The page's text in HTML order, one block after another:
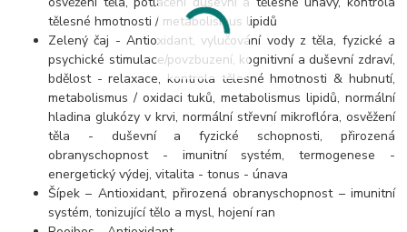
tělesné hmotnosti / metabolismus lipidů
Zelený čaj - Antioxidant, vylučování vody z těla, fyzické a
psychické stimulace/povzbuzení, kognitivní a duševní zdraví,
bdělost - relaxace, kontrola tělesné hmotnosti & hubnutí,
metabolismus / oxidaci tuků, metabolismus lipidů, normální
hladina glukózy v krvi, normální střevní mikroflóra, osvěžení
těla - duševní a fyzické schopnosti, přirozená
obranyschopnost - imunitní systém, termogenese -
energetický výdej, vitalita - tonus - únava
Šípek – Antioxidant, přirozená obranyschopnost – imunitní
systém, tonizující tělo a mysl, hojení ran